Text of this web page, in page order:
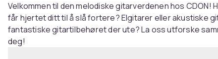
Velkommen til den melodiske gitarverdenen hos CDON!
får hjertet ditt til å slå fortere? Elgitarer eller akustiske
fantastiske gitartilbehøret der ute? La oss utforske
deg!